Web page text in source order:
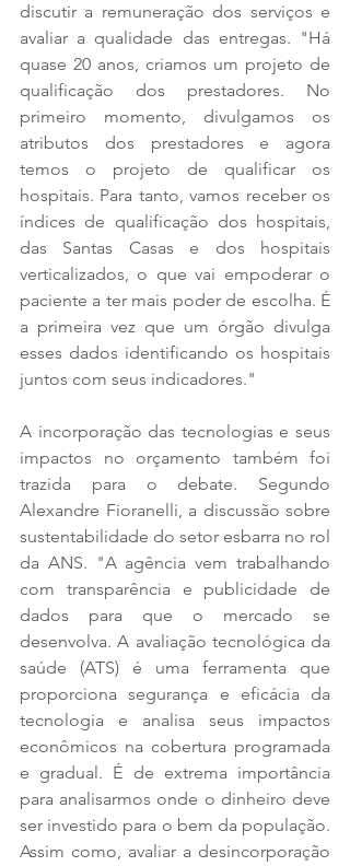
discutir a remuneração dos serviços e
avaliar a qualidade das entregas. "Há
quase 20 anos, criamos um projeto de
qualificação dos prestadores. No
primeiro momento, divulgamos os
atributos dos prestadores e agora
temos o projeto de qualificar os
hospitais. Para tanto, vamos receber os
índices de qualificação dos hospitais,
das Santas Casas e dos hospitais
verticalizados, o que vai empoderar o
paciente a ter mais poder de escolha. É
a primeira vez que um órgão divulga
esses dados identificando os hospitais
juntos com seus indicadores."
A incorporação das tecnologias e seus
impactos no orçamento também foi
trazida para o debate. Segundo
Alexandre Fioranelli, a discussão sobre
sustentabilidade do setor esbarra no rol
da ANS. "A agência vem trabalhando
com transparência e publicidade de
dados para que o mercado se
desenvolva. A avaliação tecnológica da
saúde (ATS) é uma ferramenta que
proporciona segurança e eficácia da
tecnologia e analisa seus impactos
econômicos na cobertura programada
e gradual. É de extrema importância
para analisarmos onde o dinheiro deve
ser investido para o bem da população.
Assim como, avaliar a desincorporação